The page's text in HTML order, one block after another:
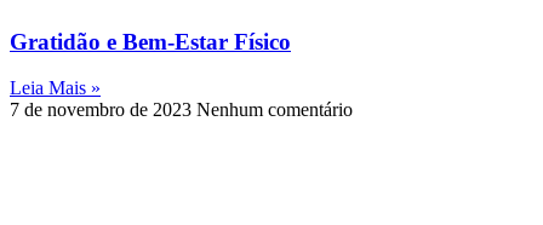
Gratidão e Bem-Estar Físico
Leia Mais »
7 de novembro de 2023 Nenhum comentário